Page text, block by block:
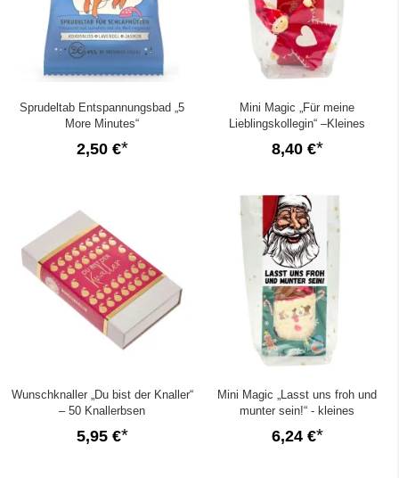
Sprudeltab Entspannungsbad „5
More Minutes“
2,50 €
Mini Magic „Für meine
Lieblingskollegin“ –Kleines
Kolleginnengeschenk (Set 4)
8,40 €
Wunschknaller „Du bist der Knaller“
– 50 Knallerbsen
5,95 €
Mini Magic „Lasst uns froh und
munter sein!“ - kleines
Nikolausgeschenk (Set 2)
6,24 €